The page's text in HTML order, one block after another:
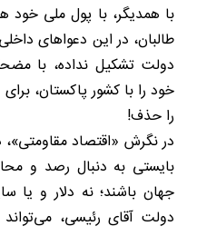
با همدیگر، با پول ملی
طالبان، در این دعواهای
دولت تشکیل نداده، با
خود را با کشور پاکستان،
را حذف!
در نگرش «اقتصاد
بایستی به دنبال رصد و
جهان باشند؛ نه دلار و یا
دولت آقای رئیسی،